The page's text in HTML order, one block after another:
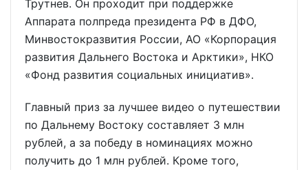
Трутнев. Он проходит при поддержке
Аппарата полпреда президента РФ в ДФО,
Минвостокразвития России, АО «Корпорация
развития Дальнего Востока и Арктики», НКО
«Фонд развития социальных инициатив».
Главный приз за лучшее видео о путешествии
по Дальнему Востоку составляет 3 млн
рублей, а за победу в номинациях можно
получить до 1 млн рублей. Кроме того,